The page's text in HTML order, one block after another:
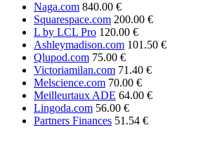
Naga.com 840.00 €
Squarespace.com 200.00 €
L by LCL Pro 120.00 €
Ashleymadison.com 101.50 €
Qlupod.com 75.00 €
Victoriamilan.com 71.40 €
Melscience.com 70.00 €
Meilleurtaux ADE 64.00 €
Lingoda.com 56.00 €
Partners Finances 51.54 €